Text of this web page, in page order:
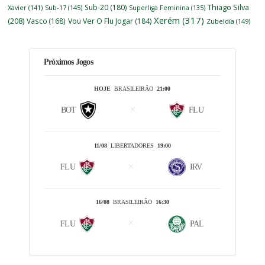
Xavier (141) Sub-17 (145) Sub-20 (180) Superliga Feminina (135) Thiago Silva
(208) Vasco (168) Vou Ver O Flu Jogar (184) Xerém (317) Zubeldía (149)
Próximos Jogos
HOJE BRASILEIRÃO21:00
BOT FLU
11/08LIBERTADORES 19:00
FLU IRV
16/08BRASILEIRÃO 16:30
FLU PAL